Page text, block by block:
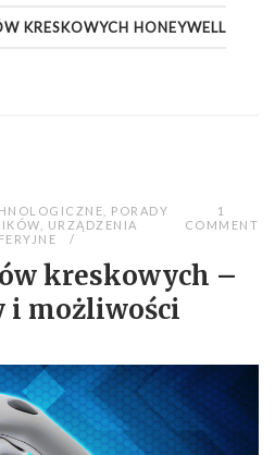
KRESKOWYCH HONEYWELL
PORADY
URZĄDZENIA
1
COMMENT
kreskowych –
i możliwości